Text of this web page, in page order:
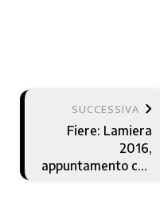
SUCCESSIVA keyboard_arrow_right
Fiere: Lamiera
2016,
appuntamento con